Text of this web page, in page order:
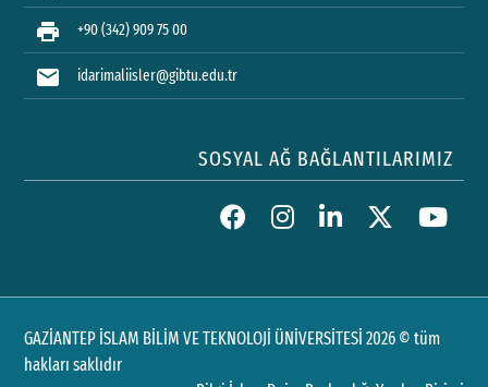
print +90 (342) 909 75 00
mail idarimaliisler@gibtu.edu.tr
SOSYAL AĞ BAĞLANTILARIMIZ
GAZİANTEP İSLAM BİLİM VE TEKNOLOJİ ÜNİVERSİTESİ 2026 © tüm
hakları saklıdır